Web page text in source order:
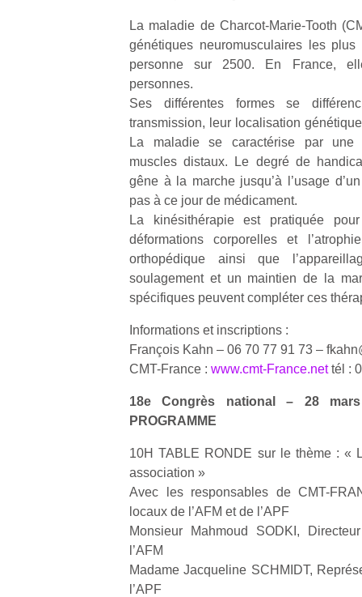
La maladie de Charcot-Marie-Tooth
génétiques neuromusculaires les
personne sur 2500. En France,
personnes.
Ses différentes formes se
transmission, leur localisation
La maladie se caractérise par une
muscles distaux. Le degré de
gêne à la marche jusqu’à l’usage
pas à ce jour de médicament.
La kinésithérapie est pratiquée
déformations corporelles et
orthopédique ainsi que
soulagement et un maintien de la
spécifiques peuvent compléter ces
Informations et inscriptions :
François Kahn – 06 70 77 91 73 –
CMT-France : www.cmt-France.nettél :
18e Congrès national – 28
PROGRAMME
10H TABLE RONDE sur le thème : «
association »
Avec les responsables de CMT-
locaux de l’AFM et de l’APF
Monsieur Mahmoud SODKI,
l’AFM
Madame Jacqueline SCHMIDT,
l’APF